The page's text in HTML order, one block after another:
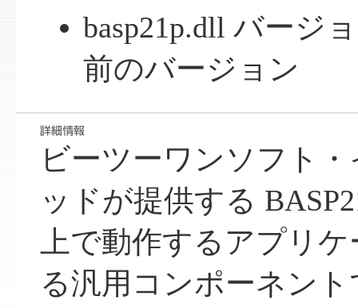
basp21p.dll バージ
前のバージョン
ビーツーワンソフト
ッドが提供する
上で動作するアプリ
る汎用コンポーネント